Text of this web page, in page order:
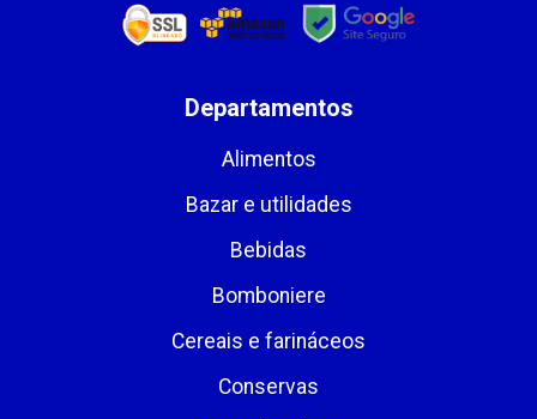
Departamentos
Alimentos
Bazar e utilidades
Bebidas
Bomboniere
Cereais e farináceos
Conservas